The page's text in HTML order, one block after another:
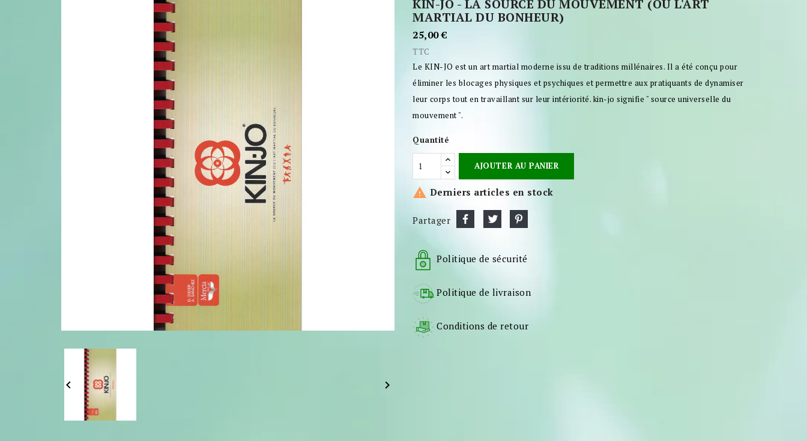
 
KIN-JO - LA SOURCE DU MOUVEMENT (OU L'ART
MARTIAL DU BONHEUR)
25,00 €
TTC
Le KIN-JO est un art martial moderne issu de traditions millénaires. Il a été conçu pour
éliminer les blocages physiques et psychiques et permettre aux pratiquants de dynamiser
leur corps tout en travaillant sur leur intériorité. kin-jo signifie " source universelle du
mouvement ".
Quantité
AJOUTER AU PANIER
 Derniers articles en stock
Partager
Politique de sécurité
Politique de livraison
Conditions de retour